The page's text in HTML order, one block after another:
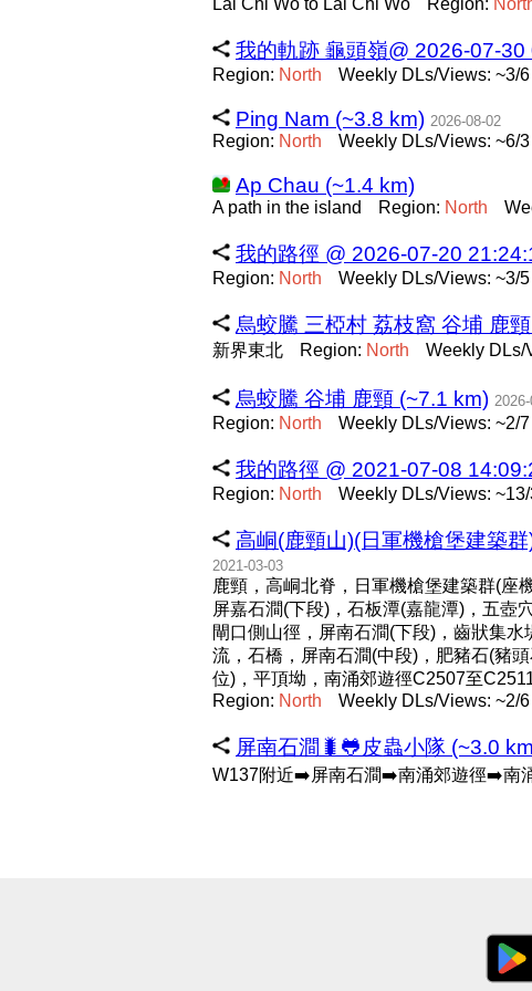
Lai Chi Wo to Lai Chi Wo Region:
我的軌跡 龜頭嶺@ 2026-07-
Region: North Weekly DLs/Views: ~3/6
Ping Nam (~3.8 km) 2026-08-02
Region: North Weekly DLs/Views: ~6/3
Ap Chau (~1.4 km)
A path in the island Region: North
我的路徑 @ 2026-07-20
Region: North Weekly DLs/Views: ~3/5
烏蛟騰 三椏村 荔枝窩 谷埔 鹿
新界東北 Region: North Weekly DLs/
烏蛟騰 谷埔 鹿頸 (~7.1 km)
Region: North Weekly DLs/Views: ~2/7
我的路徑 @ 2021-07-08
Region: North Weekly DLs/Views:
高峒(鹿頸山)(日軍機槍堡建築
2021-03-03
鹿頸，高峒北脊，日軍機槍堡建築群(座
屏嘉石澗(下段)，石板潭(嘉龍潭)，五壺
閘口側山徑，屏南石澗(下段)，齒狀集
流，石橋，屏南石澗(中段)，肥豬石(豬
位)，平頂坳，南涌郊遊徑C2507至
Region: North Weekly DLs/Views: ~2/6
屏南石澗🐛🐸皮蟲小隊 (~3.0
W137附近➡️屏南石澗➡️南涌郊遊徑➡️南